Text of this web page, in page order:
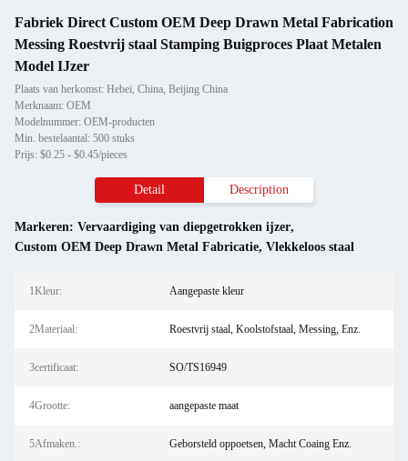
Fabriek Direct Custom OEM Deep Drawn Metal Fabrication
Messing Roestvrij staal Stamping Buigproces Plaat Metalen
Model IJzer
Plaats van herkomst: Hebei, China, Beijing China
Merknaam: OEM
Modelnummer: OEM-producten
Min. bestelaantal: 500 stuks
Prijs: $0.25 - $0.45/pieces
Detail Description
Markeren: Vervaardiging van diepgetrokken ijzer,
Custom OEM Deep Drawn Metal Fabricatie, Vlekkeloos staal
1Kleur: Aangepaste kleur
2Materiaal: Roestvrij staal, Koolstofstaal, Messing, Enz.
3certificaat: SO/TS16949
4Grootte: aangepaste maat
5Afmaken.: Geborsteld oppoetsen, Macht Coaing Enz.